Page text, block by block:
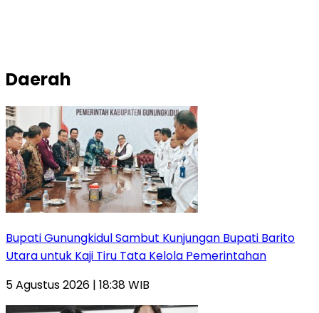
Daerah
Bupati Gunungkidul Sambut Kunjungan Bupati Barito
Utara untuk Kaji Tiru Tata Kelola Pemerintahan
5 Agustus 2026 | 18:38 WIB